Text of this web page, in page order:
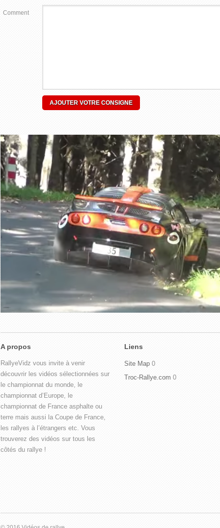
Comment
A propos
RallyeVidz vous invite à venir
découvrir les vidéos sélectionnées sur
le championnat du monde, le
championnat d’Europe, le
championnat de France asphalte ou
terre mais aussi la Coupe de France,
les rallyes à l’étrangers etc. Vous
trouverez des vidéos sur tous les
côtés du rallye !
Liens
Site Map 0
Troc-Rallye.com 0